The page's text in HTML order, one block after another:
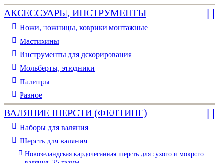
АКСЕССУАРЫ, ИНСТРУМЕНТЫ
Ножи, ножницы, коврики монтажные
Мастихины
Инструменты для декорирования
Мольберты, этюдники
Палитры
Разное
ВАЛЯНИЕ ШЕРСТИ (ФЕЛТИНГ)
Наборы для валяния
Шерсть для валяния
Новозеландская кардочесанная шерсть для сухого и мокрого